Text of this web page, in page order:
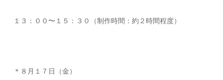
１３：００〜１５：３０（制作時間：約２時間程度）
＊８月１７日（金）